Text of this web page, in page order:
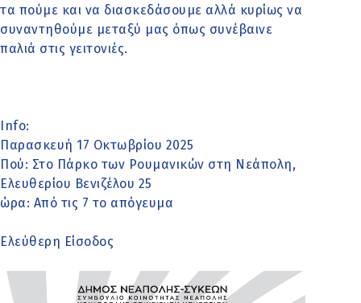
τα πούμε και να διασκεδάσουμε αλλά κυρίως να
συναντηθούμε μεταξύ μας όπως συνέβαινε
παλιά στις γειτονιές.
Info:
Παρασκευή 17 Οκτωβρίου 2025
Πού: Στο Πάρκο των Ρουμανικών στη Νεάπολη,
Ελευθερίου Βενιζέλου 25
ώρα: Από τις 7 το απόγευμα
Ελεύθερη Είσοδος